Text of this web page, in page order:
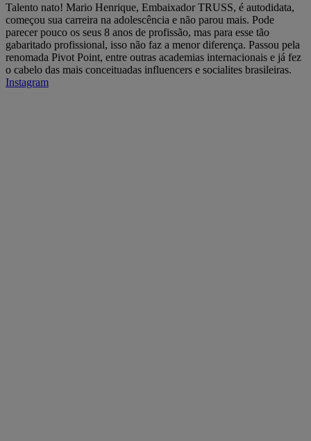
Talento nato! Mario Henrique, Embaixador TRUSS, é autodidata,
começou sua carreira na adolescência e não parou mais. Pode
parecer pouco os seus 8 anos de profissão, mas para esse tão
gabaritado profissional, isso não faz a menor diferença. Passou pela
renomada Pivot Point, entre outras academias internacionais e já fez
o cabelo das mais conceituadas influencers e socialites brasileiras.
Instagram